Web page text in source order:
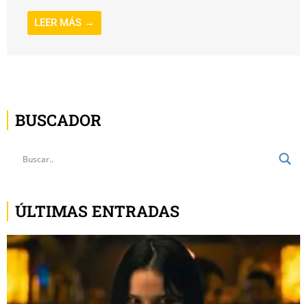
LEER MÁS →
BUSCADOR
ÚLTIMAS ENTRADAS